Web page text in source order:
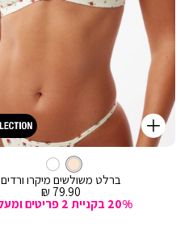
קנייה
מהירה
צבע
קרם
ברלט משולשים מיקרו ורדים
מחיר
מכירה
79.90 ₪
20% בקניית 2 פריטים ומעלה
ברלט